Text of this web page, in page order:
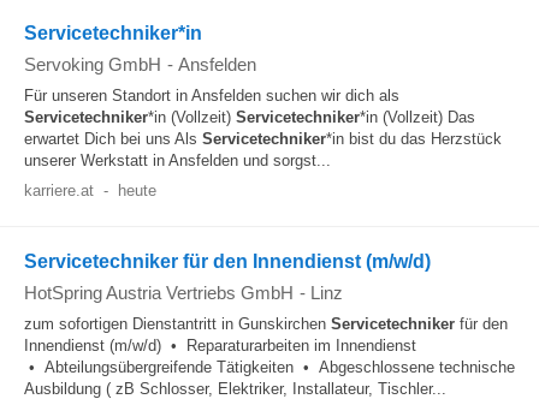
Servicetechniker*in
Servoking GmbH - Ansfelden
Für unseren Standort in Ansfelden suchen wir dich als
Servicetechniker*in (Vollzeit) Servicetechniker*in (Vollzeit) Das
erwartet Dich bei uns Als Servicetechniker*in bist du das Herzstück
unserer Werkstatt in Ansfelden und sorgst...
karriere.at - heute
Servicetechniker für den Innendienst (m/w/d)
HotSpring Austria Vertriebs GmbH - Linz
zum sofortigen Dienstantritt in Gunskirchen Servicetechniker für den
Innendienst (m/w/d) • Reparaturarbeiten im Innendienst
• Abteilungsübergreifende Tätigkeiten • Abgeschlossene technische
Ausbildung ( zB Schlosser, Elektriker, Installateur, Tischler...